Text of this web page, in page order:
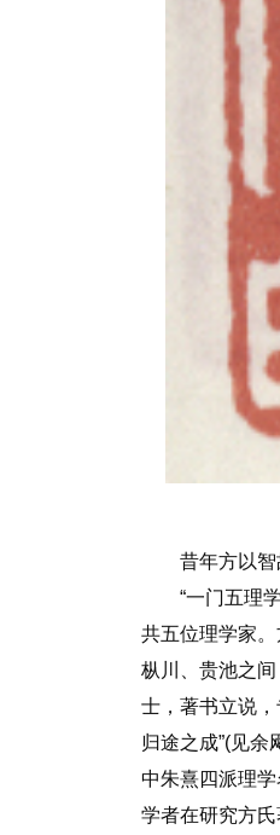
昔年方以智故
“一门五理学”
共五位理学家
枞川、贵池之
士，著书立说
归途之成”(见
中朱熹四派理
学者在研究方氏